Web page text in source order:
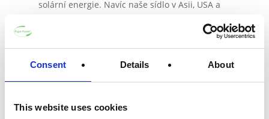
Consent Details About
This website uses cookies
solární energie. Navíc naše sídlo v Asii, USA a
Průmyslově a
domácnostně